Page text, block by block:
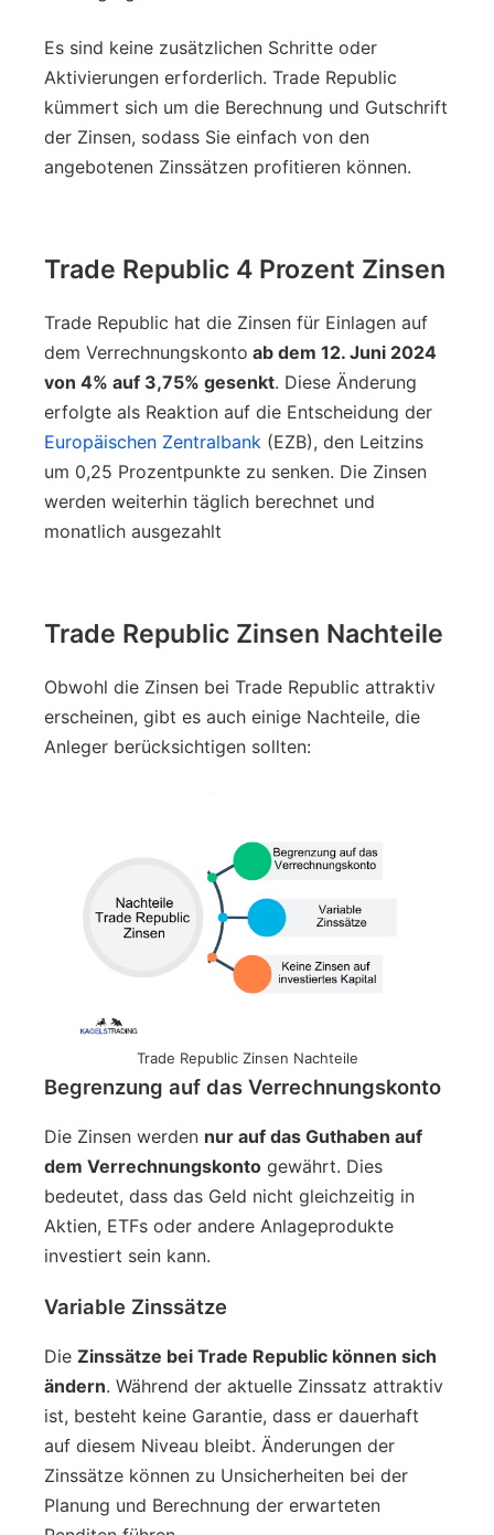
Es sind keine zusätzlichen Schritte oder
Aktivierungen erforderlich. Trade Republic
kümmert sich um die Berechnung und Gutschrift
der Zinsen, sodass Sie einfach von den
angebotenen Zinssätzen profitieren können.
Trade Republic 4 Prozent Zinsen
Trade Republic hat die Zinsen für Einlagen auf
dem Verrechnungskonto ab dem 12. Juni 2024
von 4% auf 3,75% gesenkt. Diese Änderung
erfolgte als Reaktion auf die Entscheidung der
Europäischen Zentralbank (EZB), den Leitzins
um 0,25 Prozentpunkte zu senken. Die Zinsen
werden weiterhin täglich berechnet und
monatlich ausgezahlt​
Trade Republic Zinsen Nachteile
Obwohl die Zinsen bei Trade Republic attraktiv
erscheinen, gibt es auch einige Nachteile, die
Anleger berücksichtigen sollten:
Trade Republic Zinsen Nachteile
Begrenzung auf das Verrechnungskonto
Die Zinsen werden nur auf das Guthaben auf
dem Verrechnungskonto gewährt. Dies
bedeutet, dass das Geld nicht gleichzeitig in
Aktien, ETFs oder andere Anlageprodukte
investiert sein kann.
Variable Zinssätze
Die Zinssätze bei Trade Republic können sich
ändern. Während der aktuelle Zinssatz attraktiv
ist, besteht keine Garantie, dass er dauerhaft
auf diesem Niveau bleibt. Änderungen der
Zinssätze können zu Unsicherheiten bei der
Planung und Berechnung der erwarteten